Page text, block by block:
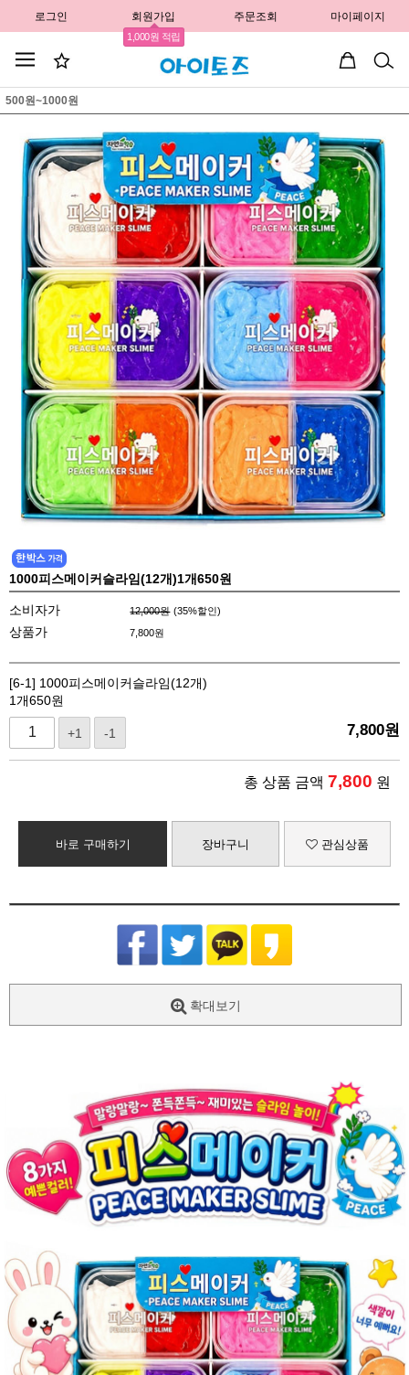
로그인 회원가입
1,000원 적립
주문조회 마이페이지
500원~1000원
1000피스메이커슬라임(12개)1개650원
소비자가 12,000원 (35%할인)
상품가 7,800원
[6-1] 1000피스메이커슬라임(12개)
1개650원
+1 -1 7,800원
총 상품 금액 7,800 원
바로 구매하기 장바구니 관심상품
확대보기